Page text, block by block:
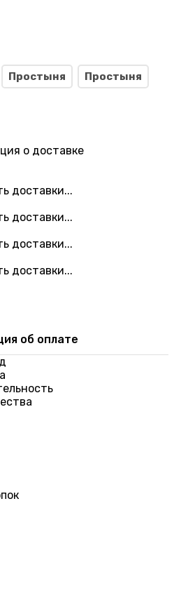
Простыня Простыня
о доставке
доставки...
доставки...
доставки...
доставки...
об оплате